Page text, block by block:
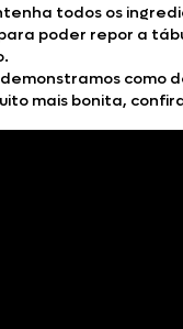
todos os
poder repor a
como
mais bonita,